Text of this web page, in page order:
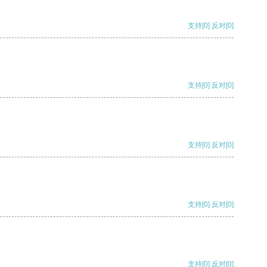
支持[0] 反对[0]
支持[0] 反对[0]
支持[0] 反对[0]
支持[0] 反对[0]
支持[0] 反对[0]